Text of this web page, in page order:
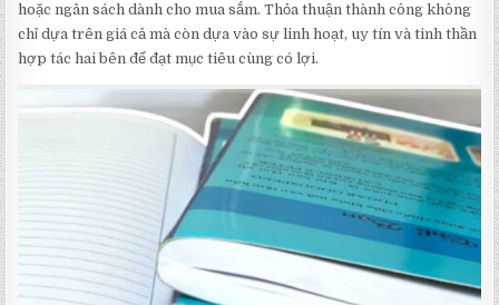
hoặc ngân sách dành cho mua sắm. Thỏa thuận thành công không
chỉ dựa trên giá cả mà còn dựa vào sự linh hoạt, uy tín và tinh thần
hợp tác hai bên để đạt mục tiêu cùng có lợi.